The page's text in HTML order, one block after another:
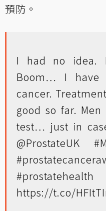
預防。
I had no idea.
Boom… I have
cancer.
good so far.
test… just in
@ProstateUK
#prostatehealth
https://t.co/